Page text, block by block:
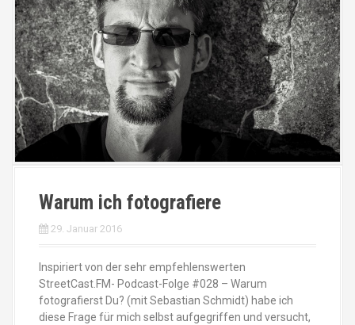
Warum ich fotografiere
29. Januar 2016
Inspiriert von der sehr empfehlenswerten
StreetCast.FM- Podcast-Folge #028 – Warum
fotografierst Du? (mit Sebastian Schmidt) habe ich
diese Frage für mich selbst aufgegriffen und versucht,